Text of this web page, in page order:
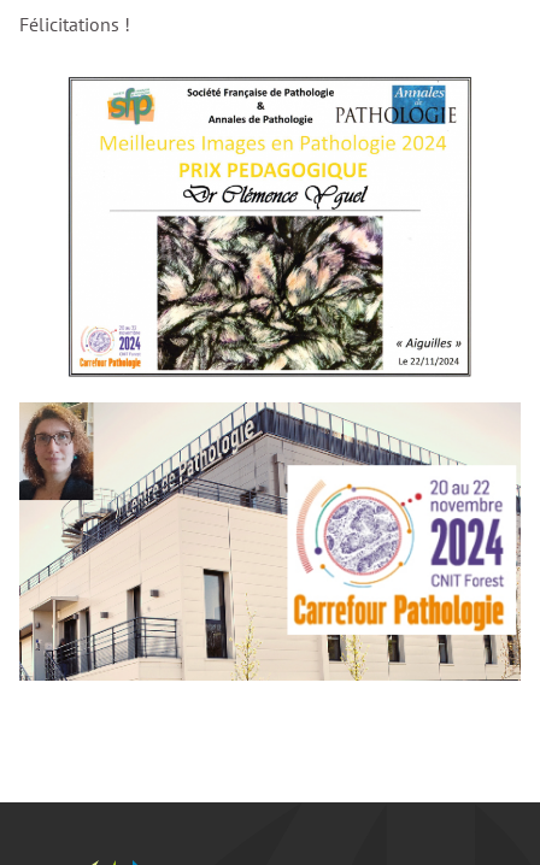
Félicitations !